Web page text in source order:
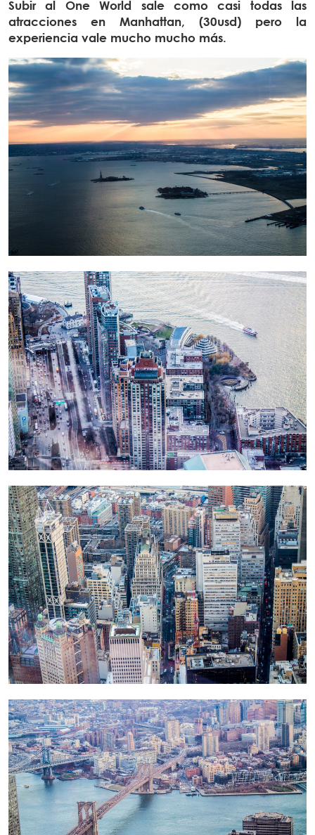
Subir al One World sale como casi todas las
atracciones en Manhattan, (30usd) pero la
experiencia vale mucho mucho más.